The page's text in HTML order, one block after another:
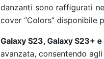
danzanti sono raffigurati
cover “Colors” disponibile
Galaxy S23, Galaxy S23+
avanzata, consentendo